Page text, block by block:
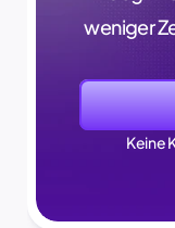
weniger
Keine